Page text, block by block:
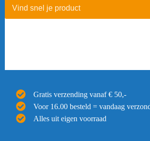
Gratis verzending vanaf € 50,-
Voor 16.00 besteld = vandaag
Alles uit eigen voorraad